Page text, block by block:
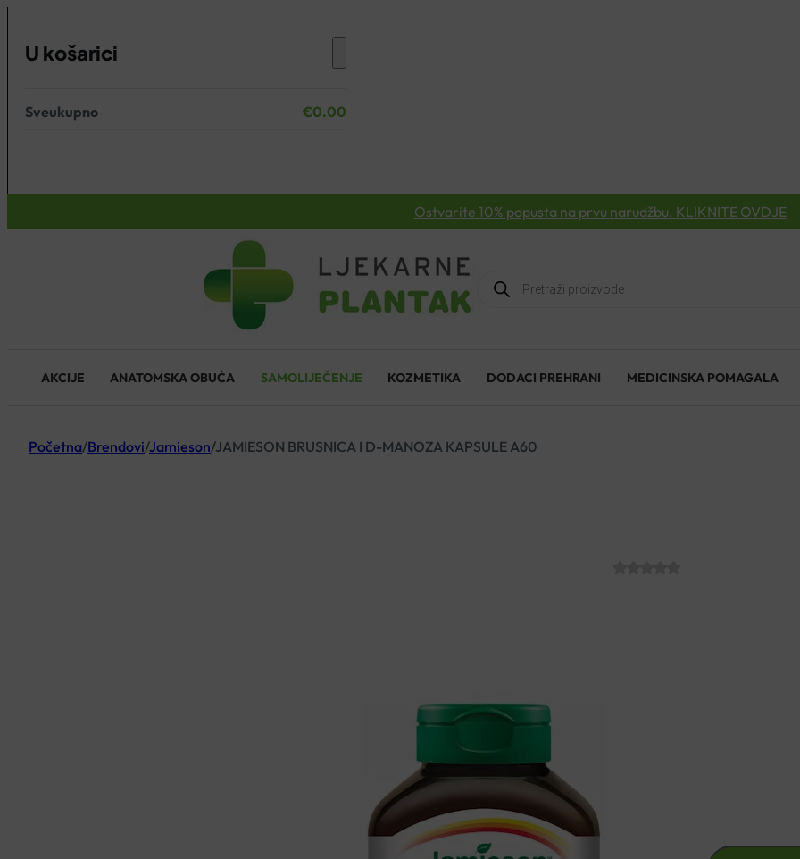
U košarici
Nema proizvoda u košarici.
Sveukupno €0.00
Ostvarite 10% popusta na prvu narudžbu. KLIKNITE OVDJE
Products
search
AKCIJE ANATOMSKA OBUĆA SAMOLIJEČENJE KOZMETIKA DODACI PREHRANI MEDICINSKA POMAGALA
Početna/Brendovi/Jamieson/JAMIESON BRUSNICA I D-MANOZA KAPSULE A60
JAMIESON
Dodatak prehrani od
Pomaže u prevenciji